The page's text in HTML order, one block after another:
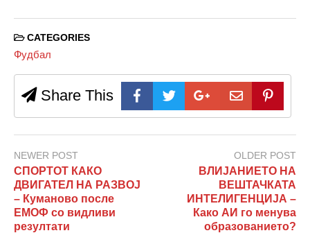
CATEGORIES
Фудбал
Share This
NEWER POST
СПОРТОТ КАКО
ДВИГАТЕЛ НА РАЗВОЈ
– Куманово после
ЕМОФ со видливи
резултати
OLDER POST
ВЛИЈАНИЕТО НА
ВЕШТАЧКАТА
ИНТЕЛИГЕНЦИЈА –
Како АИ го менува
образованието?